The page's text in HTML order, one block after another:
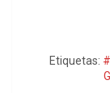
Etiquetas: